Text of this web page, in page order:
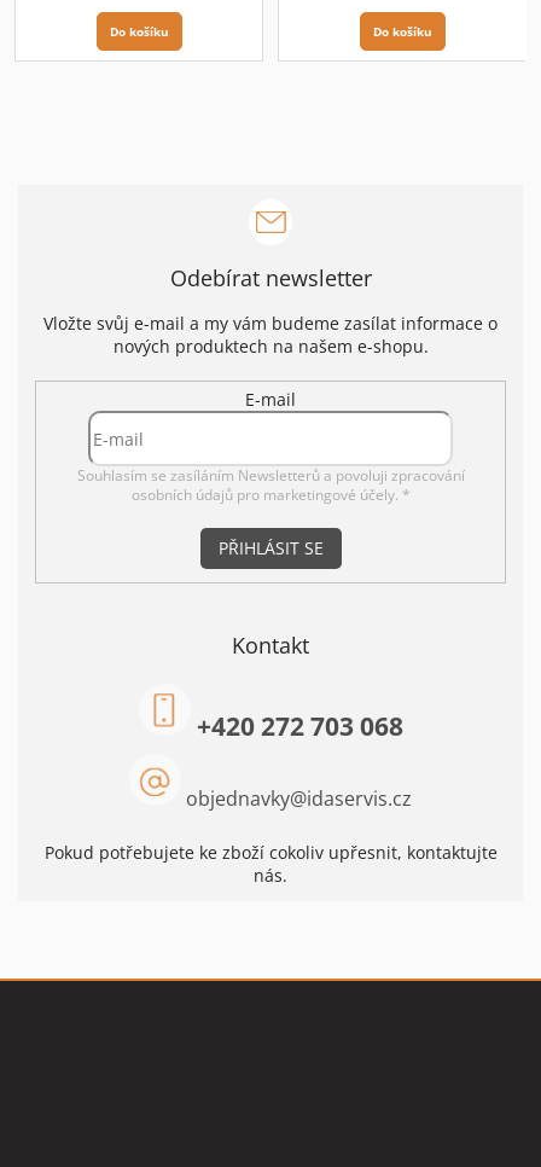
Do košíku Do košíku
Odebírat newsletter
Vložte svůj e-mail a my vám budeme zasílat informace o
nových produktech na našem e-shopu.
E-mail
Souhlasím se zasíláním Newsletterů a povoluji zpracování
osobních údajů pro marketingové účely. *
PŘIHLÁSIT SE
Kontakt
objednavky@idaservis.cz
+420 272 703 068
Pokud potřebujete ke zboží cokoliv upřesnit, kontaktujte
nás.
Z